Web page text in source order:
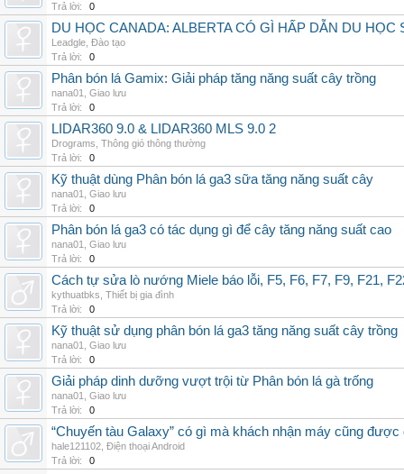
Trả lời:
0
DU HỌC CANADA: ALBERTA CÓ GÌ HẤP DẪN DU HỌC
Leadgle Đào tạo
Trả lời:
0
Phân bón lá Gamix: Giải pháp tăng năng suất cây trồng
nana01
Giao lưu
Trả lời:
0
LIDAR360 9.0 & LIDAR360 MLS 9.0 2
Drograms Thông gió thông thường
Trả lời:
0
Kỹ thuật dùng Phân bón lá ga3 sữa tăng năng suất cây
nana01
Giao lưu
Trả lời:
0
Phân bón lá ga3 có tác dụng gì để cây tăng năng suất cao
nana01
Giao lưu
Trả lời:
0
Cách tự sửa lò nướng Miele báo lỗi, F5, F6, F7, F9, F21,
kythuatbks Thiết bị gia đình
Trả lời:
0
Kỹ thuật sử dụng phân bón lá ga3 tăng năng suất cây trồng
nana01
Giao lưu
Trả lời:
0
Giải pháp dinh dưỡng vượt trội từ Phân bón lá gà trống
nana01
Giao lưu
Trả lời:
0
“Chuyến tàu Galaxy” có gì mà khách nhận máy cũng được
hale121102 Điện thoại Android
Trả lời:
0